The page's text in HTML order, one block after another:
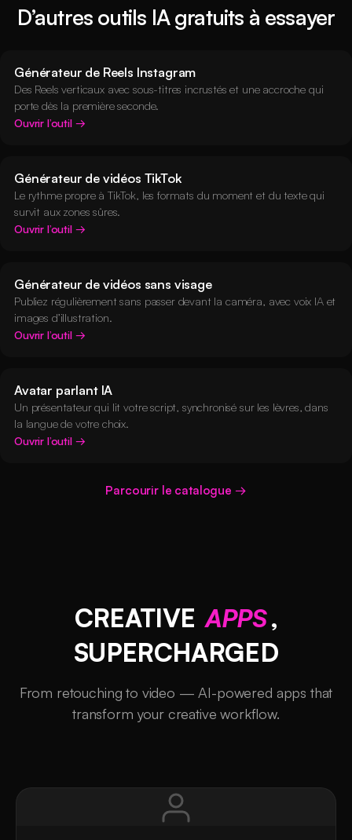
D’autres outils IA gratuits à essayer
Générateur de Reels Instagram
Des Reels verticaux avec sous-titres incrustés et une accroche qui
porte dès la première seconde.
Ouvrir l’outil
Générateur de vidéos TikTok
Le rythme propre à TikTok, les formats du moment et du texte qui
survit aux zones sûres.
Ouvrir l’outil
Générateur de vidéos sans visage
Publiez régulièrement sans passer devant la caméra, avec voix IA et
images d’illustration.
Ouvrir l’outil
Avatar parlant IA
Un présentateur qui lit votre script, synchronisé sur les lèvres, dans
la langue de votre choix.
Ouvrir l’outil
Parcourir le catalogue
CREATIVE APPS,
SUPERCHARGED
From retouching to video — AI-powered apps that
transform your creative workflow.